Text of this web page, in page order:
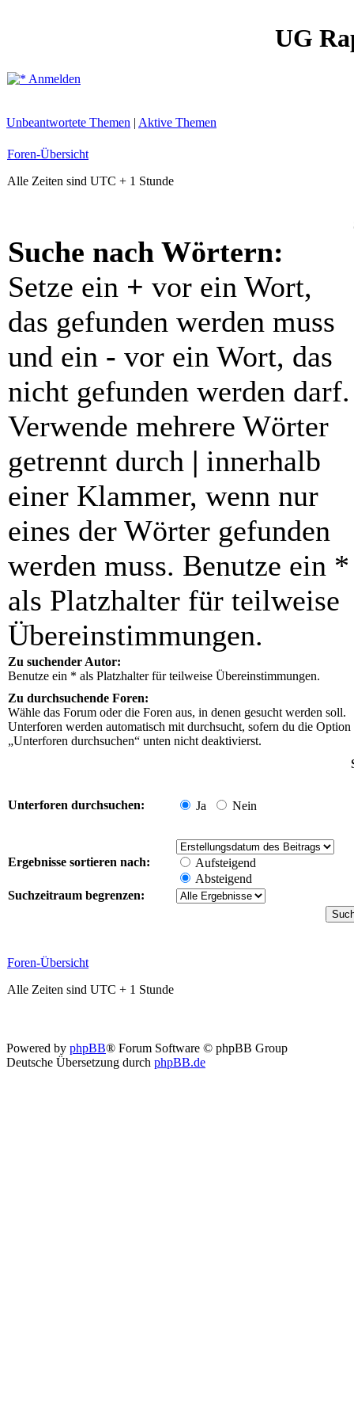
UG
Anmelden
Unbeantwortete Themen | Aktive Themen
Foren-Übersicht
Alle Zeiten sind UTC + 1 Stunde
Suche nach Wörtern:
Setze ein + vor ein Wort,
das gefunden werden muss
und ein - vor ein Wort, das
nicht gefunden werden darf.
Verwende mehrere Wörter
getrennt durch | innerhalb
einer Klammer, wenn nur
eines der Wörter gefunden
werden muss. Benutze ein *
als Platzhalter für teilweise
Übereinstimmungen.
Zu suchender Autor:
Benutze ein * als Platzhalter für teilweise Übereinstimmungen.
Zu durchsuchende Foren:
Wähle das Forum oder die Foren aus, in denen gesucht werden soll.
Unterforen werden automatisch mit durchsucht, sofern du die Option
„Unterforen durchsuchen“ unten nicht deaktivierst.
Unterforen durchsuchen: Ja Nein
Ergebnisse sortieren nach:
Aufsteigend
Absteigend
Suchzeitraum begrenzen:
Foren-Übersicht
Alle Zeiten sind UTC + 1 Stunde
Powered by phpBB® Forum Software © phpBB Group
Deutsche Übersetzung durch phpBB.de